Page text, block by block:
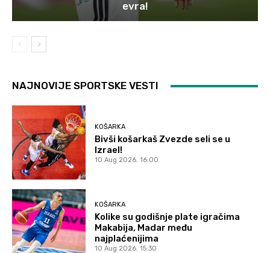
evra!
NAJNOVIJE SPORTSKE VESTI
KOŠARKA
Bivši košarkaš Zvezde seli se u
Izrael!
10 Aug 2026. 16:00
KOŠARKA
Kolike su godišnje plate igračima
Makabija, Madar među
najplaćenijima
10 Aug 2026. 15:30